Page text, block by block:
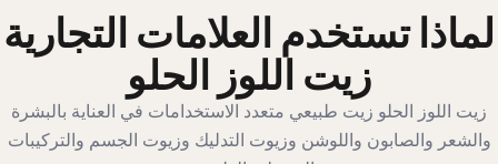
لماذا تستخدم العلامات التجارية
زيت اللوز الحلو
زيت اللوز الحلو زيت طبيعي متعدد الاستخدامات في العناية بالبشرة
والشعر والصابون واللوشن وزيوت التدليك وزيوت الجسم والتركيبات